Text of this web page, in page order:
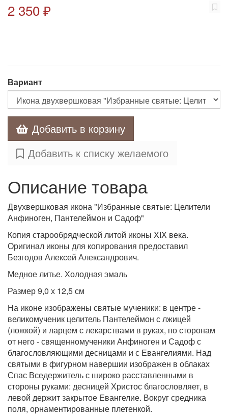
2 350 ₽
Вариант
Добавить в корзину
Добавить к списку желаемого
Описание товара
Двухвершковая икона "Избранные святые: Целители
Анфиноген, Пантелеймон и Садоф"
Копия старообрядческой литой иконы XIX века.
Оригинал иконы для копирования предоставил
Безгодов Алексей Александрович.
Медное литье. Холодная эмаль
Размер 9,0 х 12,5 см
На иконе изображены святые мученики: в центре -
великомученик целитель Пантелеймон с лжицей
(ложкой) и ларцем с лекарствами в руках, по сторонам
от него - священномученики Анфиноген и Садоф с
благословляющими десницами и с Евангелиями. Над
святыми в фигурном навершии изображен в облаках
Спас Вседержитель с широко расставленными в
стороны руками: десницей Христос благословляет, в
левой держит закрытое Евангелие. Вокруг средника
поля, орнаментированные плетенкой.